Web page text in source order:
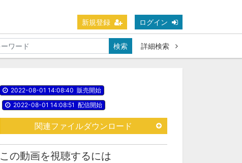
新規登録 ログイン
検索
詳細検索
2022-08-01 14:08:40 販売開始
2022-08-01 14:08:51 配信開始
関連ファイルダウンロード
この動画を視聴するには